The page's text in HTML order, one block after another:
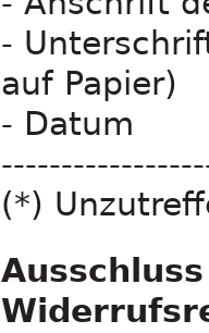
-
auf Papier)
- Datum
(*)